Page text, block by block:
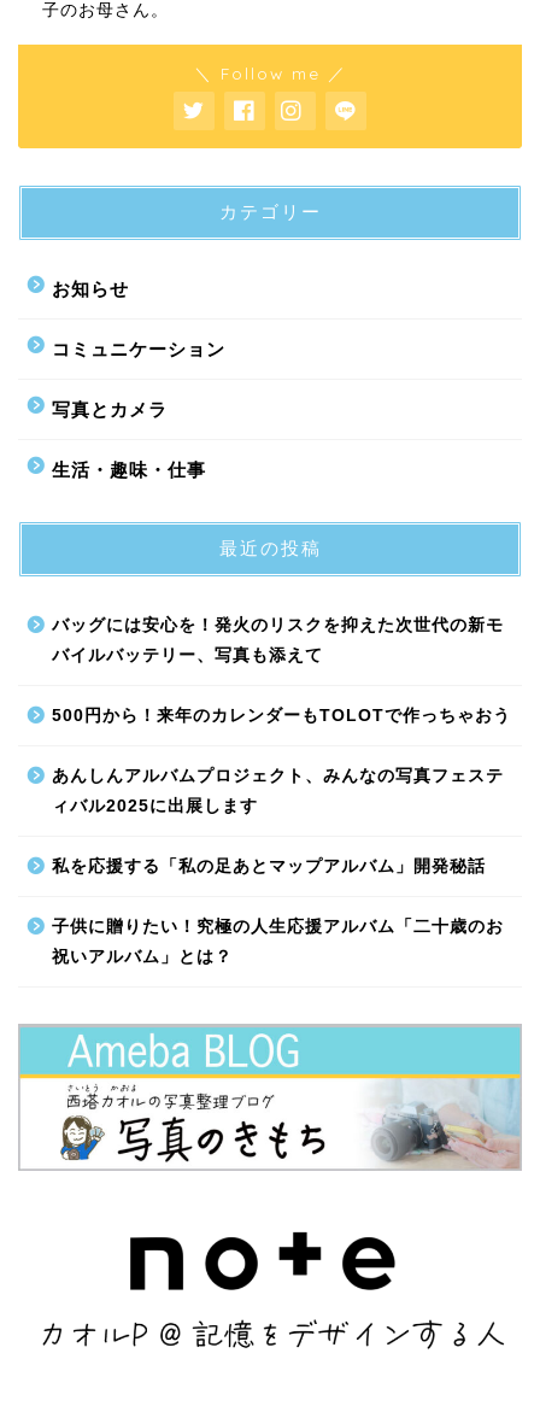
子のお母さん。
＼ Follow me ／
カテゴリー
お知らせ
コミュニケーション
写真とカメラ
生活・趣味・仕事
最近の投稿
バッグには安心を！発火のリスクを抑えた次世代の新モ
バイルバッテリー、写真も添えて
500円から！来年のカレンダーもTOLOTで作っちゃおう
あんしんアルバムプロジェクト、みんなの写真フェステ
ィバル2025に出展します
私を応援する「私の足あとマップアルバム」開発秘話
子供に贈りたい！究極の人生応援アルバム「二十歳のお
祝いアルバム」とは？